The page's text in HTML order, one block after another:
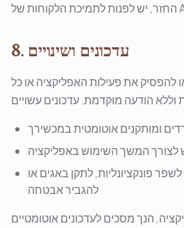
8. עדכונים ושינויים
להפסיק את פעילות האפליקציה או כל
ומותקנים אוטומטית במכשירך
לצורך המשך השימוש באפליקציה
פונקציונליות, לתקן באגים או
להגביר אבטחה